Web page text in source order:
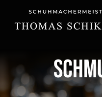
springen